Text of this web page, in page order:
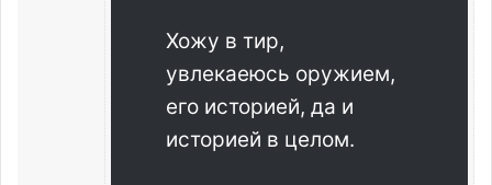
Хожу в тир,
увлекаеюсь оружием,
его историей, да и
историей в целом.